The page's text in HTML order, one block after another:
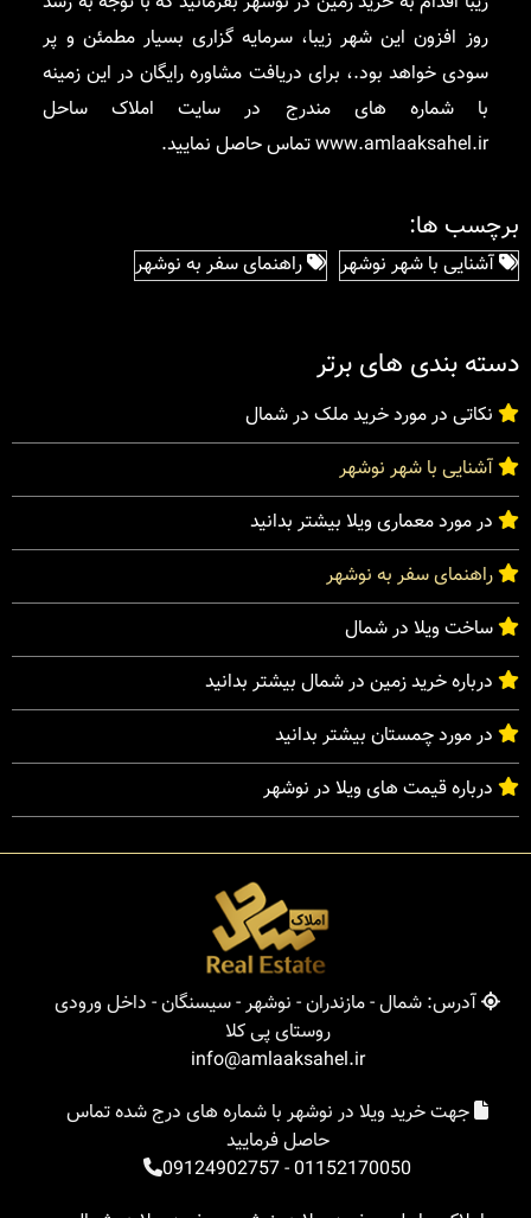
روز افزون این شهر زیبا، سرمایه گزاری بسیار مطمئن و پر
سودی خواهد بود.، برای دریافت مشاوره رایگان در این زمینه
با شماره های مندرج در سایت املاک ساحل
www.amlaaksahel.ir تماس حاصل نمایید.
برچسب ها:
آشنایی با شهر نوشهر راهنمای سفر به نوشهر
دسته بندی های برتر
نکاتی در مورد خرید ملک در شمال
آشنایی با شهر نوشهر
در مورد معماری ویلا بیشتر بدانید
راهنمای سفر به نوشهر
ساخت ویلا در شمال
درباره خرید زمین در شمال بیشتر بدانید
در مورد چمستان بیشتر بدانید
درباره قیمت های ویلا در نوشهر
آدرس: شمال - مازندران - نوشهر - سیسنگان - داخل ورودی
روستای پی کلا
info@amlaaksahel.ir
جهت خرید ویلا در نوشهر با شماره های درج شده تماس
حاصل فرمایید
01152170050
-
09124902757